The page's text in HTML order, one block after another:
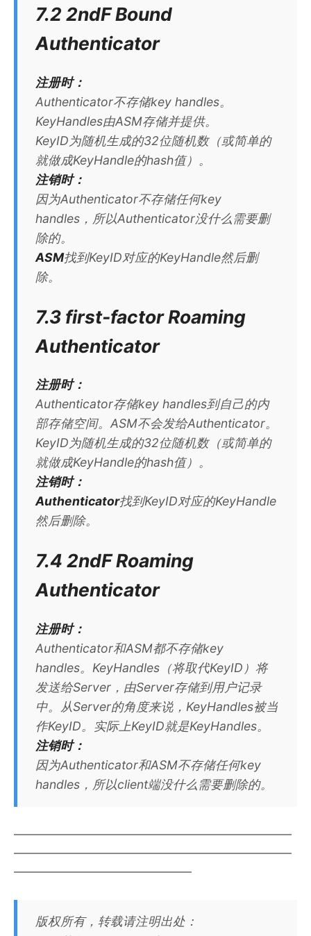
7.2 2ndF Bound
Authenticator
注册时：
Authenticator不存储key handles。
KeyHandles由ASM存储并提供。
KeyID为随机生成的32位随机数（或简单的
就做成KeyHandle的hash值）。
注销时：
因为Authenticator不存储任何key
handles，所以Authenticator没什么需要删
除的。
ASM找到KeyID对应的KeyHandle然后删
除。
7.3 first-factor Roaming
Authenticator
注册时：
Authenticator存储key handles到自己的内
部存储空间。ASM不会发给Authenticator。
KeyID为随机生成的32位随机数（或简单的
就做成KeyHandle的hash值）。
注销时：
Authenticator找到KeyID对应的KeyHandle
然后删除。
7.4 2ndF Roaming
Authenticator
注册时：
Authenticator和ASM都不存储key
handles。KeyHandles（将取代KeyID）将
发送给Server，由Server存储到用户记录
中。从Server的角度来说，KeyHandles被当
作KeyID。实际上KeyID就是KeyHandles。
注销时：
因为Authenticator和ASM不存储任何key
handles，所以client端没什么需要删除的。
—————————————————————————
—————————————————————————
————————————————
版权所有，转载请注明出处：